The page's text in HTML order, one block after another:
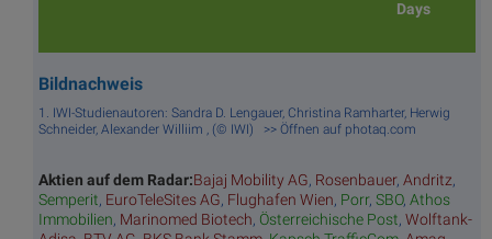
Days
Bildnachweis
1. IWI-Studienautoren: Sandra D. Lengauer, Christina Ramharter, Herwig
Schneider, Alexander Williim , (© IWI) >> Öffnen auf photaq.com
Aktien auf dem Radar:Bajaj Mobility AG, Rosenbauer, Andritz,
Semperit, EuroTeleSites AG, Flughafen Wien, Porr, SBO, Athos
Immobilien, Marinomed Biotech, Österreichische Post, Wolftank-